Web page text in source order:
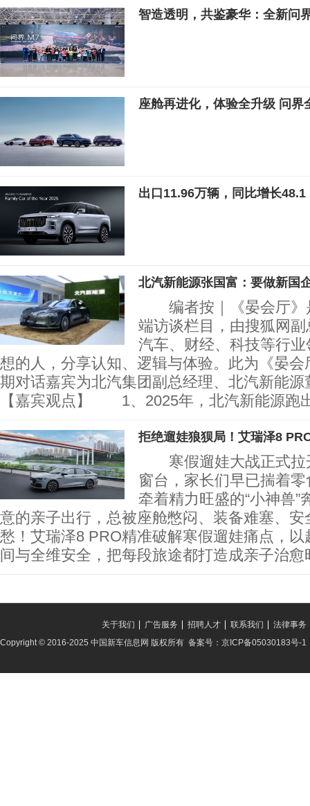
智造透明，共鉴豪华：全新问
座舱再进化，体验全升级 问界
出口11.96万辆，同比增长48.1
北汽新能源张国富：要做新国
编者按｜《晏会厅》
端访谈栏目，由搜狐网
汽车、财经、科技等行
想的人，分享认知、逻辑与体验。此为《晏
期对话嘉宾为北汽集团副总经理、北汽新
【嘉宾观点】 1、2025年，北汽新能源跑
拒绝遛娃狼狈局！艾瑞泽8
寒假遛娃大战正式拉
窗台，家长们早已揣着
牵着精力旺盛的“小神兽”
意的亲子出行，总被座舱憋闷、装备难塞、
愁！艾瑞泽8 PRO精准破解寒假遛娃痛点，
间与全维安全，把每段旅途都打造成亲子治
法律事务
联系我们
招聘人才
广告服务
关于我们
Copyright © 2016-2025 中国新车信息网 版权所有 备案号：京ICP备05030183号-1